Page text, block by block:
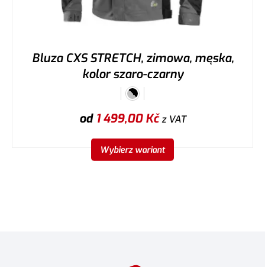
Bluza CXS STRETCH, zimowa, męska,
kolor szaro-czarny
od 1 499,00Kčz VAT
Wybierz wariant